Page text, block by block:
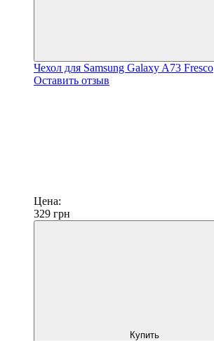
Чехол для Samsung Galaxy A73 Fresco
Оставить отзыв
Цена:
329 грн
Купить